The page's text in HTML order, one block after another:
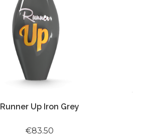
Runner Up Iron Grey
€83.50